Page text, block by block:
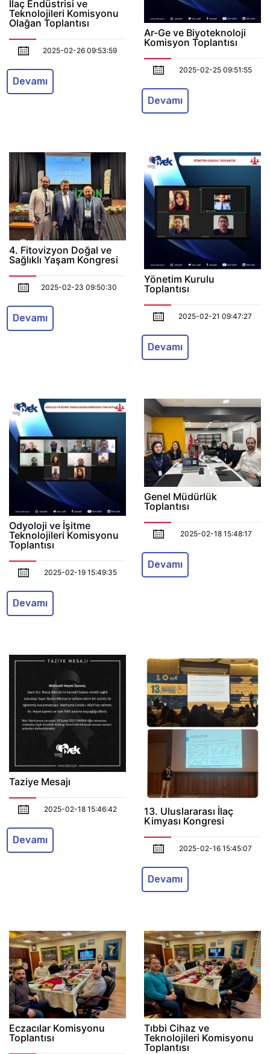
İlaç Endüstrisi ve
Teknolojileri Komisyonu
Olağan Toplantısı
2025-02-26 09:53:59
Devamı
Ar-Ge ve Biyoteknoloji
Komisyon Toplantısı
2025-02-25 09:51:55
Devamı
4. Fitovizyon Doğal ve
Sağlıklı Yaşam Kongresi
2025-02-23 09:50:30
Devamı
Yönetim Kurulu
Toplantısı
2025-02-21 09:47:27
Devamı
Odyoloji ve İşitme
Teknolojileri Komisyonu
Toplantısı
2025-02-19 15:49:35
Devamı
Genel Müdürlük
Toplantısı
2025-02-18 15:48:17
Devamı
Taziye Mesajı
2025-02-18 15:46:42
Devamı
13. Uluslararası İlaç
Kimyası Kongresi
2025-02-16 15:45:07
Devamı
Eczacılar Komisyonu
Toplantısı
Tıbbi Cihaz ve
Teknolojileri Komisyonu
Toplantısı